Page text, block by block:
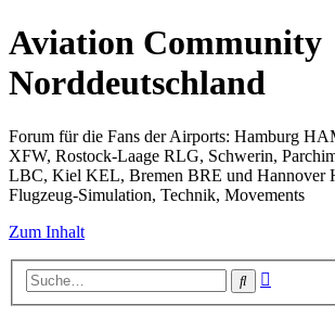
Aviation Community
Norddeutschland
Forum für die Fans der Airports: Hamburg
XFW, Rostock-Laage RLG, Schwerin,
LBC, Kiel KEL, Bremen BRE und Hannover
Flugzeug-Simulation, Technik, Movements
Zum Inhalt
Suche